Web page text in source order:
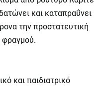
και καταπραΰνει
την προστατευτική
φραγμού.
και παιδιατρικό